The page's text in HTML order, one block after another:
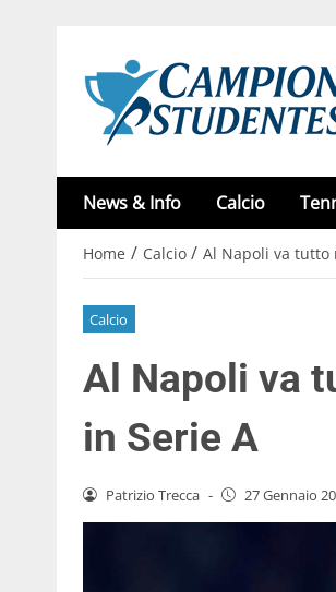
News & Info Calcio
Home / Calcio / Al Napoli va tutto
Calcio
Al Napoli va
in Serie A
Patrizio Trecca - 27 Gennaio